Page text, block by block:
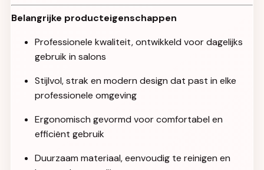
Belangrijke producteigenschappen
Professionele kwaliteit, ontwikkeld voor dagelijks
gebruik in salons
Stijlvol, strak en modern design dat past in elke
professionele omgeving
Ergonomisch gevormd voor comfortabel en
efficiënt gebruik
Duurzaam materiaal, eenvoudig te reinigen en